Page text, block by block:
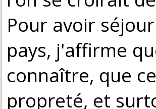
Pour avoir
pays, j'affirme
connaître, que
propreté, et